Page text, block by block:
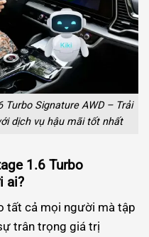
Signature AWD – Trải
dịch vụ hậu mãi tốt nhất
1.6 Turbo
ai?
tất cả mọi người mà tập
trân trọng giá trị